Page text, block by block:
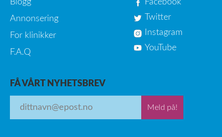
Blogg
Annonsering
For klinikker
F.A.Q
Facebook
Twitter
Instagram
YouTube
FÅ VÅRT NYHETSBREV
Meld på!